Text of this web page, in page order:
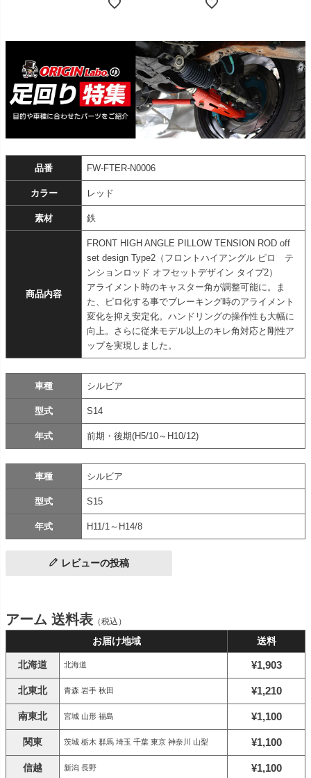
品番 FW-FTER-N0006
カラー レッド
素材 鉄
商品内容
FRONT HIGH ANGLE PILLOW TENSION ROD off
set design Type2（フロントハイアングル ピロ テ
ンションロッド オフセットデザイン タイプ2）
アライメント時のキャスター角が調整可能に。ま
た、ピロ化する事でブレーキング時のアライメント
変化を抑え安定化。ハンドリングの操作性も大幅に
向上。さらに従来モデル以上のキレ角対応と剛性ア
ップを実現しました。
車種 シルビア
型式 S14
年式 前期・後期(H5/10～H10/12)
車種 シルビア
型式 S15
年式 H11/1～H14/8
レビューの投稿
アーム 送料表 （税込）
お届け地域 送料
北海道 北海道 ¥1,903
北東北 青森 岩手 秋田 ¥1,210
南東北 宮城 山形 福島 ¥1,100
関東 茨城 栃木 群馬 埼玉 千葉 東京 神奈川 山梨 ¥1,100
信越 新潟 長野 ¥1,100